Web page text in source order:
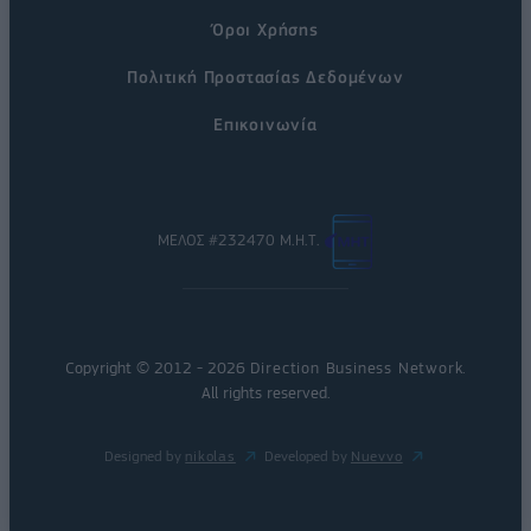
Όροι Χρήσης
Πολιτική Προστασίας Δεδομένων
Επικοινωνία
ΜΕΛΟΣ #232470 Μ.Η.Τ.
Copyright © 2012 - 2026 Direction Business Network.
All rights reserved.
Designed by nikolas Developed by Nuevvo